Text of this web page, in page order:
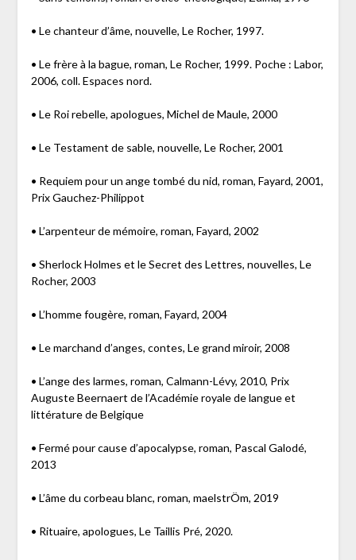
• Le chanteur d’âme, nouvelle, Le Rocher, 1997.
• Le frère à la bague, roman, Le Rocher, 1999. Poche : Labor,
2006, coll. Espaces nord.
• Le Roi rebelle, apologues, Michel de Maule, 2000
• Le Testament de sable, nouvelle, Le Rocher, 2001
• Requiem pour un ange tombé du nid, roman, Fayard, 2001,
Prix Gauchez-Philippot
• L’arpenteur de mémoire, roman, Fayard, 2002
• Sherlock Holmes et le Secret des Lettres, nouvelles, Le
Rocher, 2003
• L’homme fougère, roman, Fayard, 2004
• Le marchand d’anges, contes, Le grand miroir, 2008
• L’ange des larmes, roman, Calmann-Lévy, 2010, Prix
Auguste Beernaert de l’Académie royale de langue et
littérature de Belgique
• Fermé pour cause d’apocalypse, roman, Pascal Galodé,
2013
• L’âme du corbeau blanc, roman, maelstrÖm, 2019
• Rituaire, apologues, Le Taillis Pré, 2020.